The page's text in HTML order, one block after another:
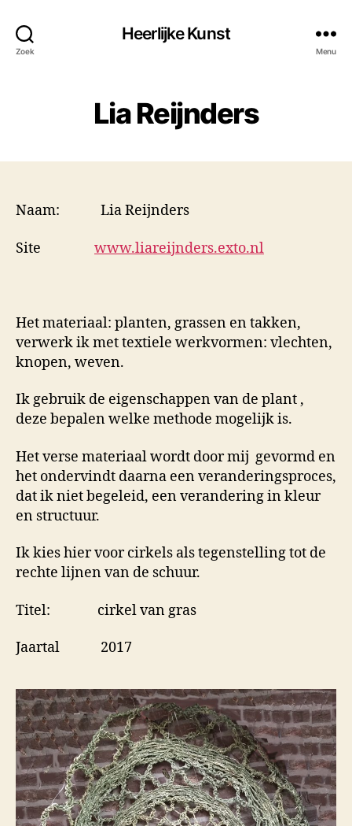
Zoek
Heerlijke Kunst
Menu
Lia Reijnders
Naam: Lia Reijnders
Site www.liareijnders.exto.nl
Het materiaal: planten, grassen en takken,
verwerk ik met textiele werkvormen: vlechten,
knopen, weven.
Ik gebruik de eigenschappen van de plant ,
deze bepalen welke methode mogelijk is.
Het verse materiaal wordt door mij gevormd en
het ondervindt daarna een veranderingsproces,
dat ik niet begeleid, een verandering in kleur
en structuur.
Ik kies hier voor cirkels als tegenstelling tot de
rechte lijnen van de schuur.
Titel: cirkel van gras
Jaartal 2017